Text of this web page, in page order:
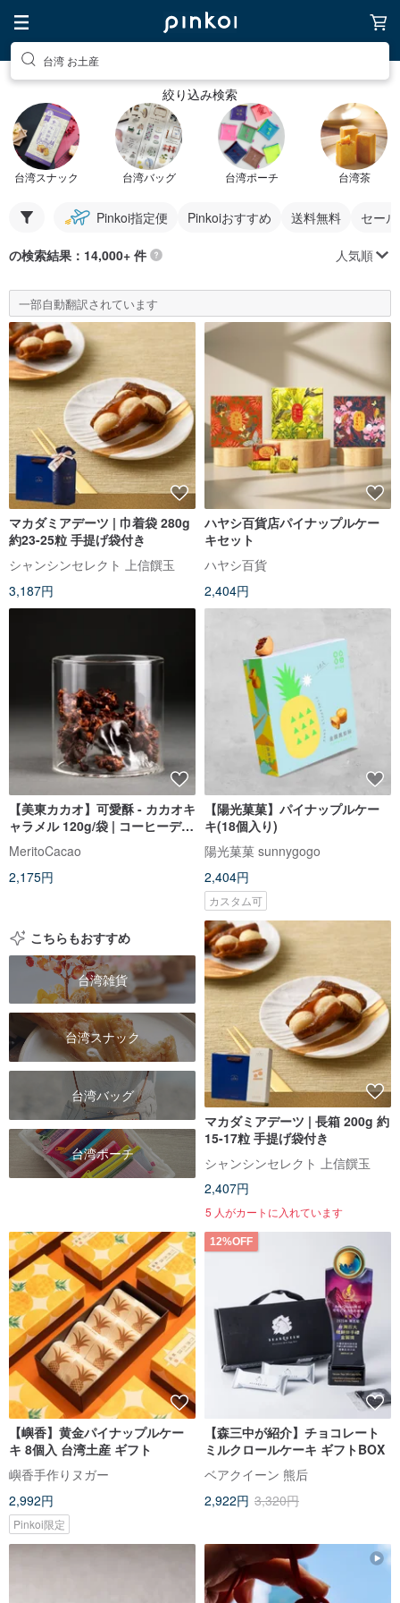
台湾 お土産
絞り込み検索
台湾スナック 台湾バッグ 台湾ポーチ 台湾茶
Pinkoi指定便 Pinkoiおすすめ 送料無料 セー
の検索結果：14,000+ 件 人気順
一部自動翻訳されています
マカダミアデーツ | 巾着袋 280g
約23-25粒 手提げ袋付き
シャンシンセレクト 上信饌玉
3,187円
ハヤシ百貨店パイナップルケー
キセット
ハヤシ百貨
2,404円
【美東カカオ】可愛酥 - カカオキ
ャラメル 120g/袋 | コーヒーデザ
ート おつまみ
MeritoCacao
2,175円
【陽光菓菓】パイナップルケー
キ(18個入り)
陽光菓菓 sunnygogo
2,404円
カスタム可
こちらもおすすめ
台湾雑貨
台湾スナック
台湾バッグ
台湾ポーチ
マカダミアデーツ | 長箱 200g 約
15-17粒 手提げ袋付き
シャンシンセレクト 上信饌玉
2,407円
5 人がカートに入れています
【嶼香】黄金パイナップルケー
キ 8個入 台湾土産 ギフト
嶼香手作りヌガー
2,992円
Pinkoi限定
12%OFF
【森三中が紹介】チョコレート
ミルクロールケーキ ギフトBOX
ベアクイーン 熊后
2,922円 3,320円